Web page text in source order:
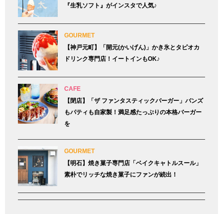
『生乳ソフト』がインスタで人気♪
GOURMET
【神戸元町】「開元(かいげん)」かき氷とタピオカ
ドリンク専門店！イートインもOK♪
CAFE
【閉店】「ザ ファンタスティックバーガー」バンズ
もパティも自家製！満足感たっぷりの本格バーガー
を
GOURMET
【明石】焼き菓子専門店「ベイクキャトルスール」
素朴でリッチな焼き菓子にファンが続出！